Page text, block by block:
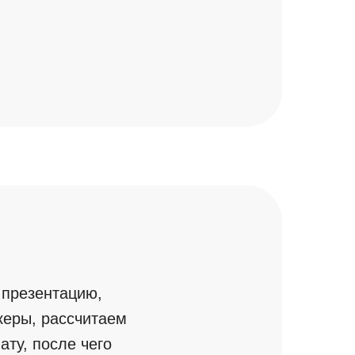
рассчитаем
после чего